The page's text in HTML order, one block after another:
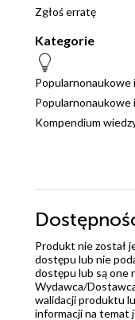
Zgłoś erratę
Kategorie
Popularnonaukowe
Popularnonaukowe
Kompendium
Produkt nie został
dostępu lub nie
dostępu lub są one
Wydawca/
walidacji produktu
informacji na temat